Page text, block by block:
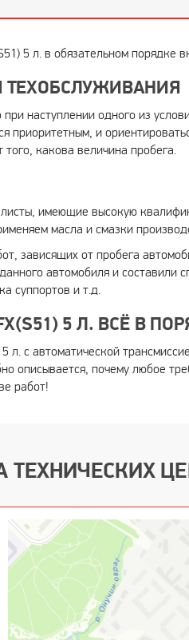
5 л. в обязательном
наступлении одного из
приоритетным, и
какова величина пробега.
имеющие высокую
масла и смазки
зависящих от пробега
автомобиля и составили
суппортов и т.д.
5 Л. ВСЁ В
л. с автоматической
описывается, почему любое
работ!
ТЕХНИЧЕСКИХ